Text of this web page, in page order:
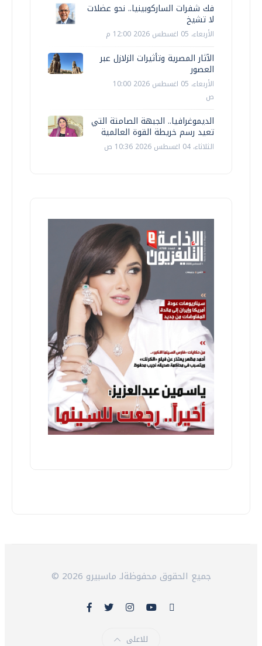
فك شفرات الساركوبينيا.. نحو عضلات
لا تشيخ
الأربعاء، 05 اغسطس 2026 12:00 م
الآثار المصرية وتأثيرات الزلازل عبر
العصور
الأربعاء، 05 اغسطس 2026 10:00
ص
الديموغرافيا.. الجبهة الصامتة التي
تعيد رسم خريطة القوة العالمية
الثلاثاء، 04 اغسطس 2026 10:36 ص
© 2026 جميع الحقوق محفوظةلـ ماسبيرو
للاعلى